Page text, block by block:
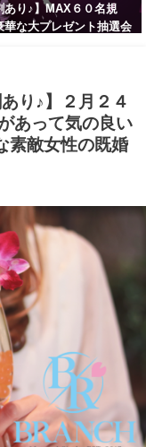
あり♪】MAX６０名規
な大プレゼント抽選会
茶屋町】
り♪】２月２４
あって気の良い
素敵女性の既婚